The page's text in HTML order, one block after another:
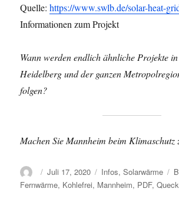
Quelle:https://www.swlb.de/solar-heat-
Informationen zum Projekt
Wann werden endlich ähnliche Projekte
Heidelberg und der ganzen
folgen?
Machen Sie Mannheim beim
AutorVeröffentlicht
am
Juli 17, 2020 Kategorien
Infos,Solarwärme
Fernwärme, Kohlefrei, Mannheim, PDF,